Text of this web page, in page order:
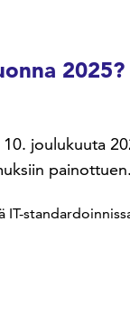
2025?
joulukuuta
painottuen.
IT-